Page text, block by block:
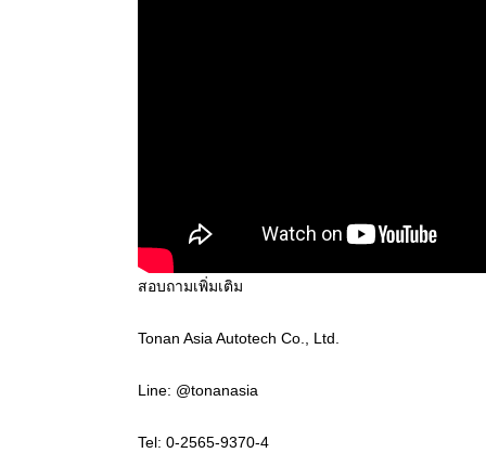
สอบถามเพิ่มเติม
Tonan Asia Autotech Co., Ltd.
Line: @tonanasia
Tel: 0-2565-9370-4